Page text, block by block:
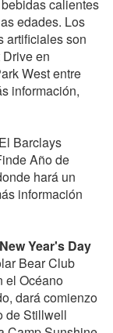
calientes
edades. Los
artificiales son
en
West entre
información,
El Barclays
Año de
hará un
información
Year's Day
Bear Club
el Océano
dará comienzo
de Stillwell